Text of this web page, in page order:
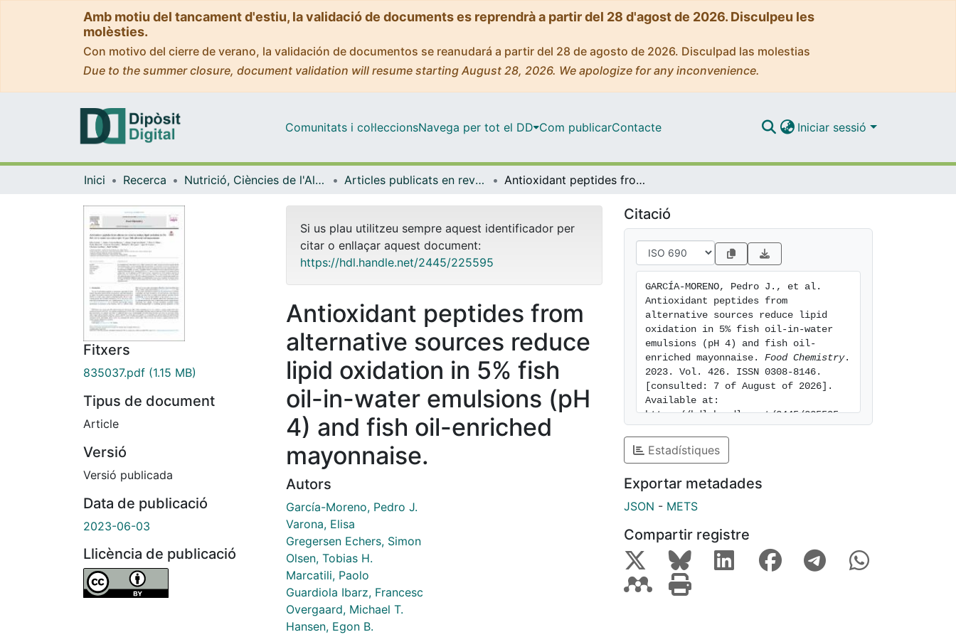
Amb motiu del tancament d'estiu, la validació de documents es reprendrà a partir del 28 d'agost de 2026. Disculpeu les
molèsties.
Con motivo del cierre de verano, la validación de documentos se reanudará a partir del 28 de agosto de 2026. Disculpad las molestias
Due to the summer closure, document validation will resume starting August 28, 2026. We apologize for any inconvenience.
Comunitats i col·leccionsNavega per tot el DD Com publicarContacte Iniciar sessió
Inici Recerca Nutrició, Ciències de l'Alimentació i Gastronomia Articles publicats en revistes (Nutrició, Ciències de l'Alimentació i Gastronomia) Antioxidant peptides from alternative sources reduce lipid oxidation in 5% fish oil-in-water emulsions (pH 4) and fish oil-enriched mayonnaise.
Fitxers
835037.pdf (1.15 MB)
Tipus de document
Article
Versió
Versió publicada
Data de publicació
2023-06-03
Llicència de publicació
Si us plau utilitzeu sempre aquest identificador per
citar o enllaçar aquest document:
https://hdl.handle.net/2445/225595
Antioxidant peptides from
alternative sources reduce
lipid oxidation in 5% fish
oil-in-water emulsions (pH
4) and fish oil-enriched
mayonnaise.
Autors
García-Moreno, Pedro J.
Varona, Elisa
Gregersen Echers, Simon
Olsen, Tobias H.
Marcatili, Paolo
Guardiola Ibarz, Francesc
Overgaard, Michael T.
Hansen, Egon B.
Citació
GARCÍA-MORENO, Pedro J., et al.
Antioxidant peptides from
alternative sources reduce lipid
oxidation in 5% fish oil-in-water
emulsions (pH 4) and fish oil-
enriched mayonnaise. Food Chemistry.
2023. Vol. 426. ISSN 0308-8146.
[consulted: 7 of August of 2026].
Available at:
https://hdl.handle.net/2445/225595
Estadístiques
Exportar metadades
JSON - METS
Compartir registre